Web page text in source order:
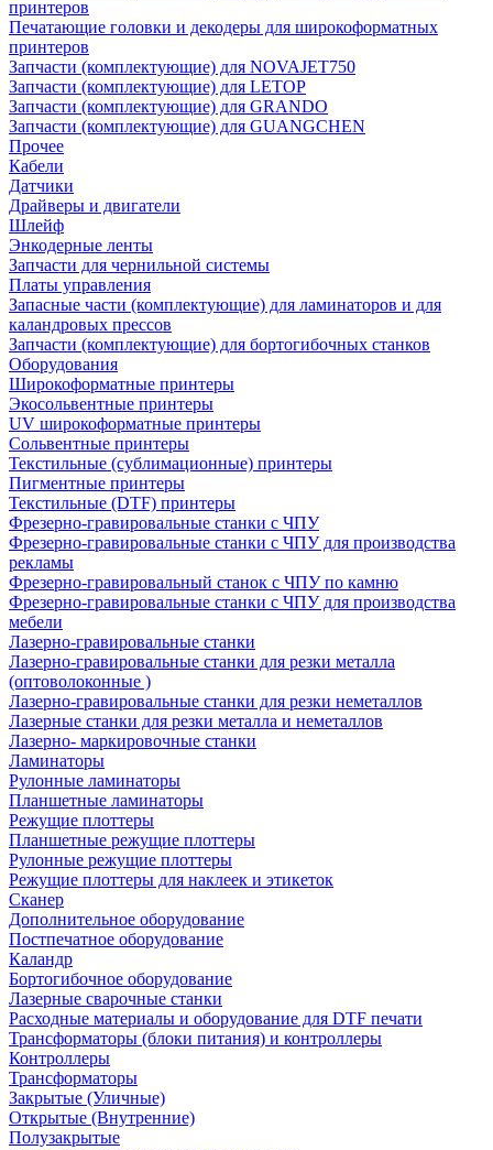
принтеров
Печатающие головки и декодеры для широкоформатных
принтеров
Запчасти (комплектующие) для NOVAJET750
Запчасти (комплектующие) для LETOP
Запчасти (комплектующие) для GRANDO
Запчасти (комплектующие) для GUANGCHEN
Прочее
Кабели
Датчики
Драйверы и двигатели
Шлейф
Энкодерные ленты
Запчасти для чернильной системы
Платы управления
Запасные части (комплектующие) для ламинаторов и для
каландровых прессов
Запчасти (комплектующие) для бортогибочных станков
Оборудования
Широкоформатные принтеры
Экосольвентные принтеры
UV широкоформатные принтеры
Сольвентные принтеры
Текстильные (сублимационные) принтеры
Пигментные принтеры
Текстильные (DTF) принтеры
Фрезерно-гравировальные станки с ЧПУ
Фрезерно-гравировальные станки с ЧПУ для производства
рекламы
Фрезерно-гравировальный станок с ЧПУ по камню
Фрезерно-гравировальные станки с ЧПУ для производства
мебели
Лазерно-гравировальные станки
Лазерно-гравировальные станки для резки металла
(оптоволоконные )
Лазерно-гравировальные станки для резки неметаллов
Лазерные станки для резки металла и неметаллов
Лазерно- маркировочные станки
Ламинаторы
Рулонные ламинаторы
Планшетные ламинаторы
Режущие плоттеры
Планшетные режущие плоттеры
Рулонные режущие плоттеры
Режущие плоттеры для наклеек и этикеток
Сканер
Дополнительное оборудование
Постпечатное оборудование
Каландр
Бортогибочное оборудование
Лазерные сварочные станки
Расходные материалы и оборудование для DTF печати
Трансформаторы (блоки питания) и контроллеры
Контроллеры
Трансформаторы
Закрытые (Уличные)
Открытые (Внутренние)
Полузакрытые